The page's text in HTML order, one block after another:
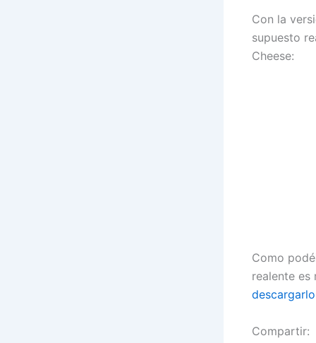
Con la
supuesto
Cheese:
Como
realente es
Compartir: